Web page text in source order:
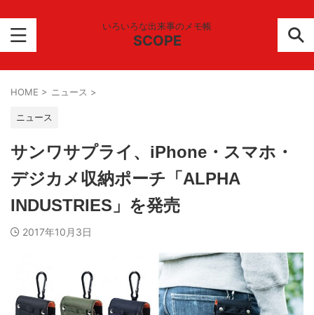
いろいろな出来事のメモ帳
SCOPE
HOME > ニュース >
ニュース
サンワサプライ、iPhone・スマホ・
デジカメ収納ポーチ「ALPHA
INDUSTRIES」を発売
2017年10月3日